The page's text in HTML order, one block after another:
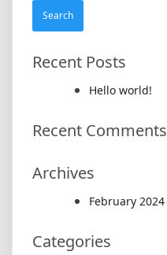
Recent Posts
Hello world!
Recent Comments
Archives
February 2024
Categories